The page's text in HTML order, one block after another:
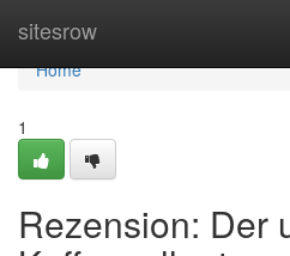
sitesrow
Home
Home
1
Rezension: Der